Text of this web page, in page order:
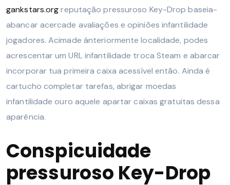
gankstars.orgreputação pressuroso Key-Drop baseia-
abancar acercade avaliações e opiniões infantilidade
jogadores. Acimade ánteriormente localidade, podes
acrescentar um URL infantilidade troca Steam e abarcar
incorporar tua primeira caixa acessível então. Ainda é
cartucho completar tarefas, abrigar moedas
infantilidade ouro aquele apartar caixas gratuitas dessa
aparência.
Conspicuidade
pressuroso Key-Drop